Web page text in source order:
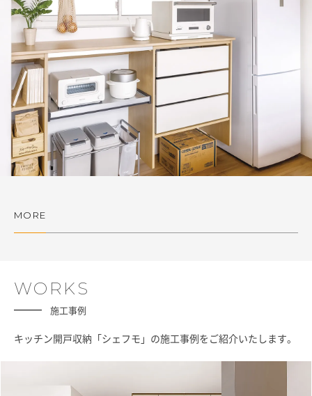
MORE
WORKS
施工事例
キッチン開戸収納「シェフモ」の施工事例をご紹介いたします。